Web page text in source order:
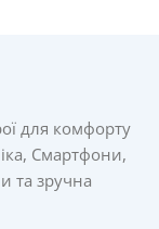
для комфорту
Смартфони,
та зручна